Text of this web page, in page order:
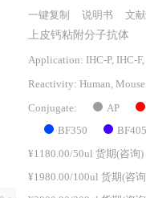
一键复制 说明书 文
上皮钙粘附分子抗体
Application: IHC-P, IHC-F,
Reactivity: Human, Mouse
Conjugate: AP
BF350 BF405
¥1180.00/50ul 货期(咨询)
¥1980.00/100ul 货期(咨